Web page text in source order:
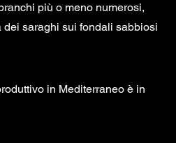
più o meno numerosi,
saraghi sui fondali sabbiosi
in Mediterraneo è in